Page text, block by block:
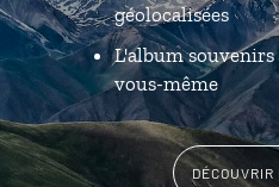
géolocalisées
L'album souvenirs
vous-même